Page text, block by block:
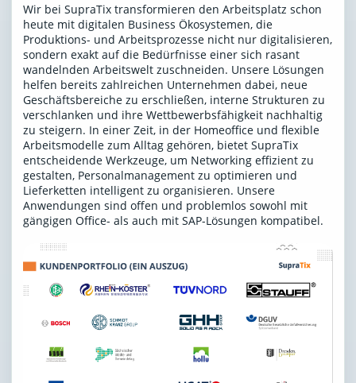
Wir bei SupraTix transformieren den Arbeitsplatz schon
heute mit digitalen Business Ökosystemen, die
Produktions- und Arbeitsprozesse nicht nur digitalisieren,
sondern exakt auf die Bedürfnisse einer sich rasant
wandelnden Arbeitswelt zuschneiden. Unsere Lösungen
helfen bereits zahlreichen Unternehmen dabei, neue
Geschäftsbereiche zu erschließen, interne Strukturen zu
verschlanken und ihre Wettbewerbsfähigkeit nachhaltig
zu steigern. In einer Zeit, in der Homeoffice und flexible
Arbeitsmodelle zum Alltag gehören, bietet SupraTix
entscheidende Werkzeuge, um Networking effizient zu
gestalten, Personalmanagement zu optimieren und
Lieferketten intelligent zu organisieren. Unsere
Anwendungen sind offen und problemlos sowohl mit
gängigen Office- als auch mit SAP-Lösungen kompatibel.